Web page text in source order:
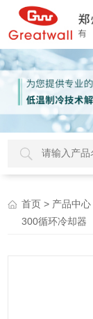
首页 > 产品中心
300循环冷却器